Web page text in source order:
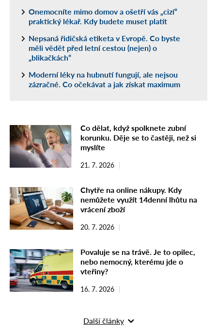
Onemocníte mimo domov a ošetří vás „cizí“
praktický lékař. Kdy budete muset platit
Nepsaná řidičská etiketa v Evropě. Co byste
měli vědět před letní cestou (nejen) o
„blikačkách“
Moderní léky na hubnutí fungují, ale nejsou
zázračné. Co očekávat a jak získat maximum
Co dělat, když spolknete zubní
korunku. Děje se to častěji, než si
myslíte
21. 7. 2026
Chytře na online nákupy. Kdy
nemůžete využít 14denní lhůtu na
vrácení zboží
20. 7. 2026
Povaluje se na trávě. Je to opilec,
nebo nemocný, kterému jde o
vteřiny?
16. 7. 2026
Další články